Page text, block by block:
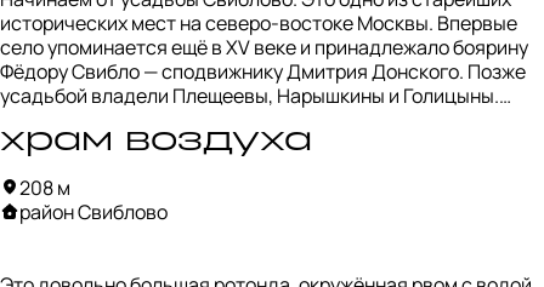
исторических мест на северо-востоке Москвы. Впервые
село упоминается ещё в XV веке и принадлежало боярину
Фёдору Свибло — сподвижнику Дмитрия Донского. Позже
усадьбой владели Плещеевы, Нарышкины и Голицыны.
Современный облик усадьба получила при купце Иване
с колоннами, а рядом построили большую суконную
фабрику и рабочие корпуса. В разное время в Свиблове
храм воздуха
208 м
район Свиблово